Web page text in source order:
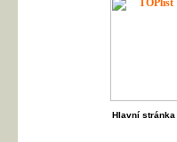
Hlavní stránka